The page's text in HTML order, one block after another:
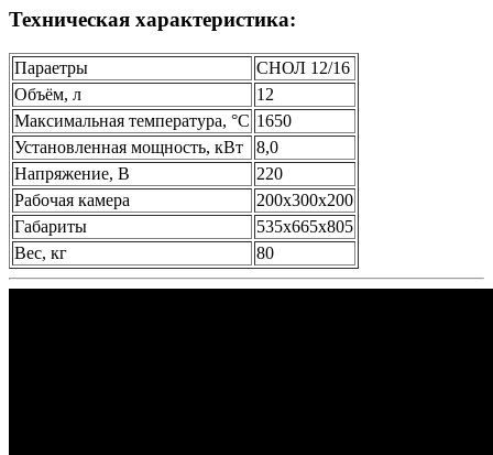
Техническая характеристика:
Параетры
СНОЛ 12/16
Объём, л
12
Максимальная температура, °С 1650
Установленная мощность, кВт
8,0
Напряжение, В
220
Рабочая камера
200х300х200
Габариты
535х665х805
Вес, кг
80